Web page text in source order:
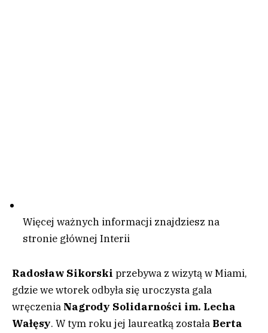
Więcej ważnych informacji znajdziesz na
stronie głównej Interii
Radosław Sikorski przebywa z wizytą w Miami,
gdzie we wtorek odbyła się uroczysta gala
wręczenia Nagrody Solidarności im. Lecha
Wałęsy. W tym roku jej laureatką została Berta